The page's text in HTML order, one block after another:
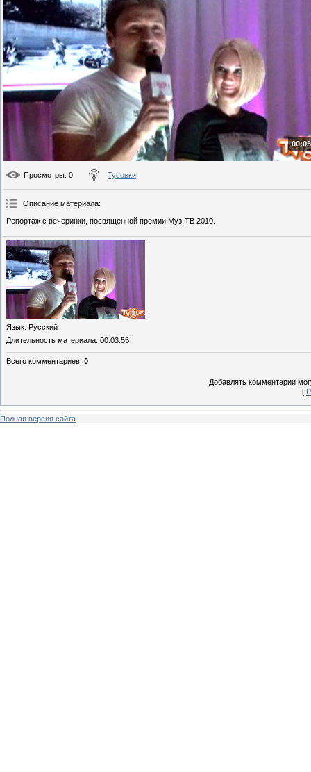
Просмотры: 0 Тусовки
Описание материала:
Репортаж с вечеринки, посвященной премии Муз-ТВ 2010.
Язык: Русский
Длительность материала: 00:03:55
Всего комментариев: 0
Добавлять комментарии
[
Полная версия сайта